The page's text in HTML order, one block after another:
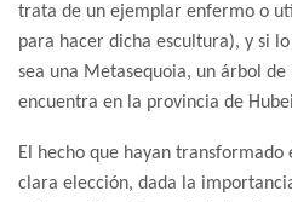
trata de un ejemplar enfermo o
para hacer dicha escultura), y si
sea una Metasequoia, un árbol
encuentra en la provincia de
El hecho que hayan transformado
clara elección, dada la